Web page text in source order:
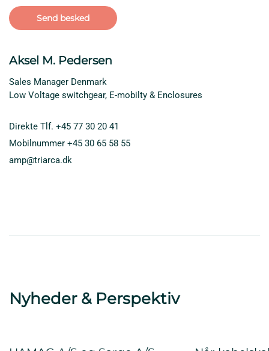
Aksel M. Pedersen
Sales Manager Denmark
Low Voltage switchgear, E-mobilty & Enclosures
Direkte Tlf. +45 77 30 20 41
Mobilnummer +45 30 65 58 55
amp@triarca.dk
Nyheder & Perspektiv